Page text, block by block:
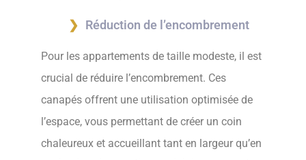
Réduction de l’encombrement
Pour les appartements de taille modeste, il est
crucial de réduire l’encombrement. Ces
canapés offrent une utilisation optimisée de
l’espace, vous permettant de créer un coin
chaleureux et accueillant tant en largeur qu’en